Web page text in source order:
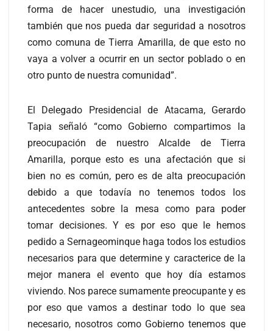
forma de hacer unestudio, una investigación
también que nos pueda dar seguridad a nosotros
como comuna de Tierra Amarilla, de que esto no
vaya a volver a ocurrir en un sector poblado o en
otro punto de nuestra comunidad”.
El Delegado Presidencial de Atacama, Gerardo
Tapia señaló “como Gobierno compartimos la
preocupación de nuestro Alcalde de Tierra
Amarilla, porque esto es una afectación que si
bien no es común, pero es de alta preocupación
debido a que todavía no tenemos todos los
antecedentes sobre la mesa como para poder
tomar decisiones. Y es por eso que le hemos
pedido a Sernageominque haga todos los estudios
necesarios para que determine y caracterice de la
mejor manera el evento que hoy día estamos
viviendo. Nos parece sumamente preocupante y es
por eso que vamos a destinar todo lo que sea
necesario, nosotros como Gobierno tenemos que